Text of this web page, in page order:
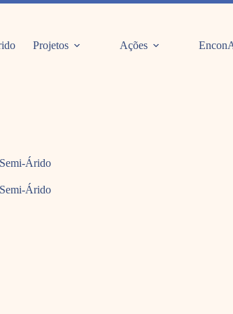
Projetos Ações
Árido
Árido